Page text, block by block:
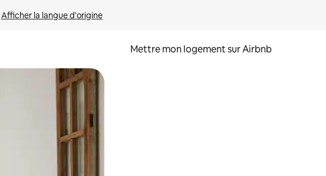
Afficher la langue d'origine
Mettre mon logement sur Airbnb